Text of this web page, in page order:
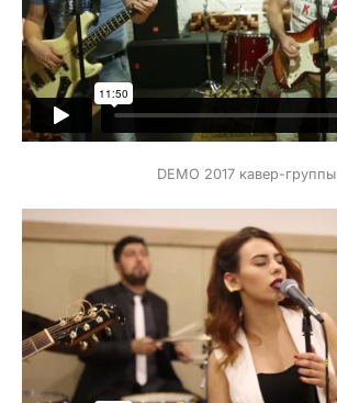
DEMО 2017 кавер-группы